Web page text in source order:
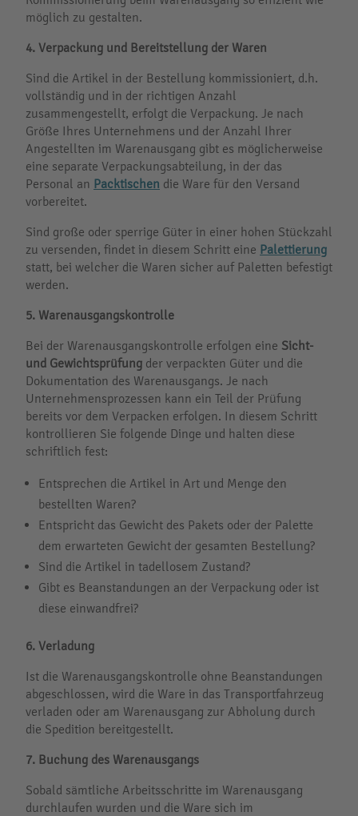
möglich zu gestalten.
4. Verpackung und Bereitstellung der Waren
Sind die Artikel in der Bestellung kommissioniert, d.h.
vollständig und in der richtigen Anzahl
zusammengestellt, erfolgt die Verpackung. Je nach
Größe Ihres Unternehmens und der Anzahl Ihrer
Angestellten im Warenausgang gibt es möglicherweise
eine separate Verpackungsabteilung, in der das
Personal an Packtischen die Ware für den Versand
vorbereitet.
Sind große oder sperrige Güter in einer hohen Stückzahl
zu versenden, findet in diesem Schritt eine Palettierung
statt, bei welcher die Waren sicher auf Paletten befestigt
werden.
5. Warenausgangskontrolle
Bei der Warenausgangskontrolle erfolgen eine Sicht-
und Gewichtsprüfung der verpackten Güter und die
Dokumentation des Warenausgangs. Je nach
Unternehmensprozessen kann ein Teil der Prüfung
bereits vor dem Verpacken erfolgen. In diesem Schritt
kontrollieren Sie folgende Dinge und halten diese
schriftlich fest:
Entsprechen die Artikel in Art und Menge den
bestellten Waren?
Entspricht das Gewicht des Pakets oder der Palette
dem erwarteten Gewicht der gesamten Bestellung?
Sind die Artikel in tadellosem Zustand?
Gibt es Beanstandungen an der Verpackung oder ist
diese einwandfrei?
6. Verladung
Ist die Warenausgangskontrolle ohne Beanstandungen
abgeschlossen, wird die Ware in das Transportfahrzeug
verladen oder am Warenausgang zur Abholung durch
die Spedition bereitgestellt.
7. Buchung des Warenausgangs
Sobald sämtliche Arbeitsschritte im Warenausgang
durchlaufen wurden und die Ware sich im